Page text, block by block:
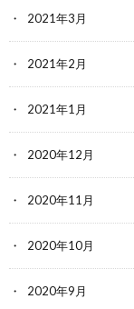
2021年3月
2021年2月
2021年1月
2020年12月
2020年11月
2020年10月
2020年9月